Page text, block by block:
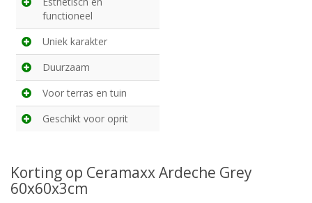
functioneel
Uniek karakter
Duurzaam
Voor terras en tuin
Geschikt voor oprit
Korting op Ceramaxx Ardeche Grey
60x60x3cm